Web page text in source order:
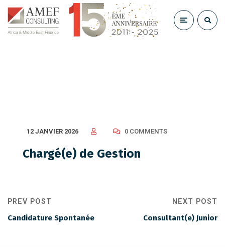
12 JANVIER 2026 0 COMMENTS
Chargé(e) de Gestion
PREV POST
Candidature Spontanée
NEXT POST
Consultant(e) Junior